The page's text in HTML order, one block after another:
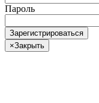
Пароль
Зарегистрироваться
×Закрыть